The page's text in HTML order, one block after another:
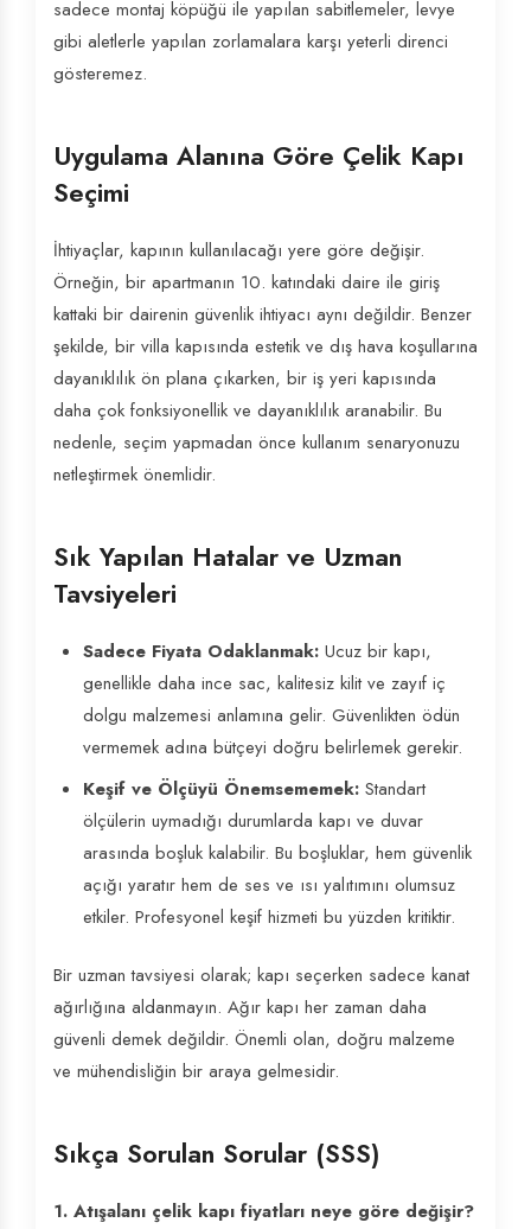
sadece montaj köpüğü ile yapılan sabitlemeler, levye
gibi aletlerle yapılan zorlamalara karşı yeterli direnci
gösteremez.
Uygulama Alanına Göre Çelik Kapı
Seçimi
İhtiyaçlar, kapının kullanılacağı yere göre değişir.
Örneğin, bir apartmanın 10. katındaki daire ile giriş
kattaki bir dairenin güvenlik ihtiyacı aynı değildir. Benzer
şekilde, bir villa kapısında estetik ve dış hava koşullarına
dayanıklılık ön plana çıkarken, bir iş yeri kapısında
daha çok fonksiyonellik ve dayanıklılık aranabilir. Bu
nedenle, seçim yapmadan önce kullanım senaryonuzu
netleştirmek önemlidir.
Sık Yapılan Hatalar ve Uzman
Tavsiyeleri
Sadece Fiyata Odaklanmak: Ucuz bir kapı,
genellikle daha ince sac, kalitesiz kilit ve zayıf iç
dolgu malzemesi anlamına gelir. Güvenlikten ödün
vermemek adına bütçeyi doğru belirlemek gerekir.
Keşif ve Ölçüyü Önemsememek: Standart
ölçülerin uymadığı durumlarda kapı ve duvar
arasında boşluk kalabilir. Bu boşluklar, hem güvenlik
açığı yaratır hem de ses ve ısı yalıtımını olumsuz
etkiler. Profesyonel keşif hizmeti bu yüzden kritiktir.
Bir uzman tavsiyesi olarak; kapı seçerken sadece kanat
ağırlığına aldanmayın. Ağır kapı her zaman daha
güvenli demek değildir. Önemli olan, doğru malzeme
ve mühendisliğin bir araya gelmesidir.
Sıkça Sorulan Sorular (SSS)
1. Atışalanı çelik kapı fiyatları neye göre değişir?